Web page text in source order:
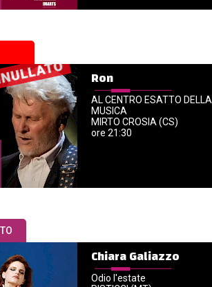
Ron
AL CENTRO ESATTO DELLA
MUSICA
MIRTO CROSIA (CS)
ore 21:30
Chiara Galiazzo
Odio l'estate